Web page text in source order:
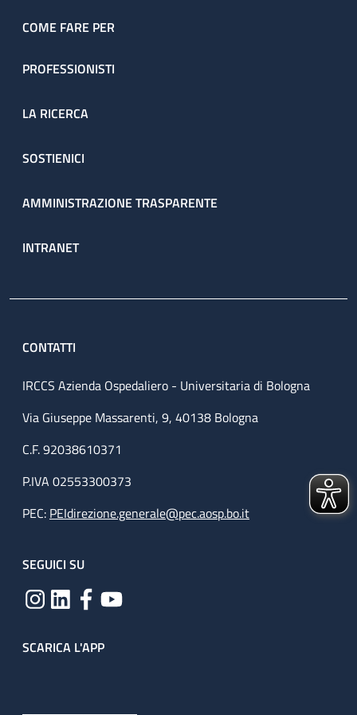
attraverso il percorso ambulatoriale complesso (PAC).
COME FARE PER
PROFESSIONISTI
LA RICERCA
SOSTIENICI
AMMINISTRAZIONE TRASPARENTE
INTRANET
CONTATTI
IRCCS Azienda Ospedaliero - Universitaria di Bologna
Via Giuseppe Massarenti, 9, 40138 Bologna
C.F. 92038610371
P.IVA 02553300373
PEC: PEIdirezione.generale@pec.aosp.bo.it
SEGUICI SU
SCARICA L'APP